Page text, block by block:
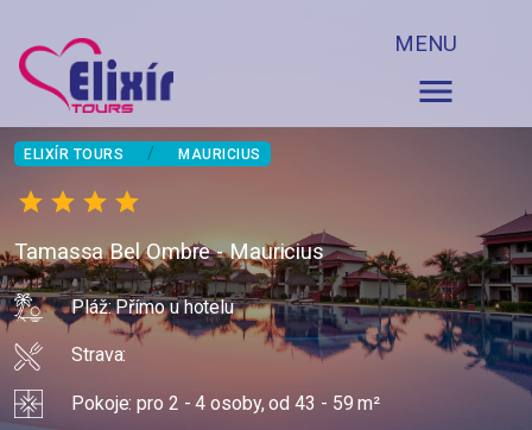
MENU
menu
ELIXÍR TOURS / MAURICIUS
star star star star
Tamassa Bel Ombre - Mauricius
Pláž: Přímo u hotelu
Strava:
Pokoje: pro 2 - 4 osoby, od 43 - 59 m²